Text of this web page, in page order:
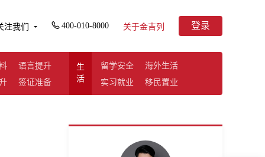
注我们 400-010-8000 关于金吉列 登录
语言提升
签证准备
生
活
留学安全
海外生活
实习就业
移民置业